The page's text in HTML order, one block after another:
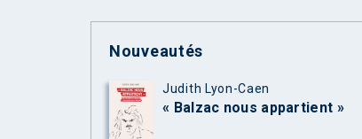
Nouveautés
Judith Lyon-Caen
« Balzac nous appartient »